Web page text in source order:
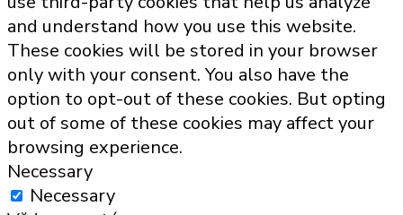
and understand how you use this website.
These cookies will be stored in your browser
only with your consent. You also have the
option to opt-out of these cookies. But opting
out of some of these cookies may affect your
browsing experience.
Necessary
Necessary